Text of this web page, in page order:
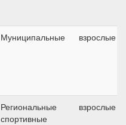
Муниципальные взрослые
Региональные
спортивные
взрослые